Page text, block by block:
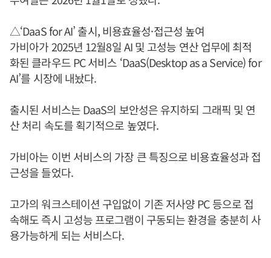
△‘DaaS for AI’ 출시, 비용효율성·접근성 높여
가비아가 2025년 12월8일 AI 및 고성능 연산 업무에 최적
화된 클라우드 PC 서비스 ‘DaaS(Desktop as a Service) for
AI’를 시장에 내놨다.
출시된 서비스는 DaaS의 보안성은 유지하되 그래픽 및 연
산 처리 속도를 획기적으로 높였다.
가비아는 이번 서비스의 가장 큰 특징으로 비용효율성과 접
근성을 들었다.
고가의 워크스테이션 구입없이 기존 저사양 PC 등으로 접
속해도 즉시 고성능 프로그램이 구동되는 환경을 충분히 사
용가능하게 되는 서비스다.